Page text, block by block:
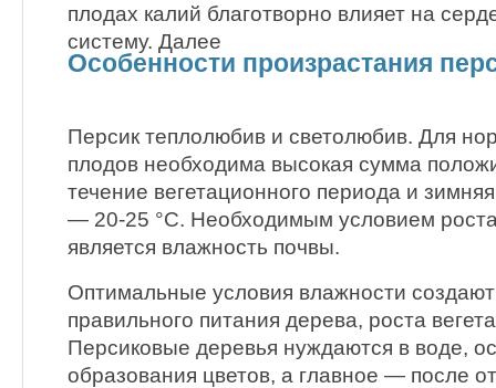
плодах калий благотворно влияет на
систему. Далее
Особенности произрастания
Персик теплолюбив и светолюбив. Для
плодов необходима высокая сумма
течение вегетационного периода и
— 20-25 °С. Необходимым условием
является влажность почвы.
Оптимальные условия влажности
правильного питания дерева, роста
Персиковые деревья нуждаются в воде,
образования цветов, а главное — после